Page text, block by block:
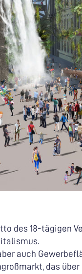
des 18-tägigen
auch
das über